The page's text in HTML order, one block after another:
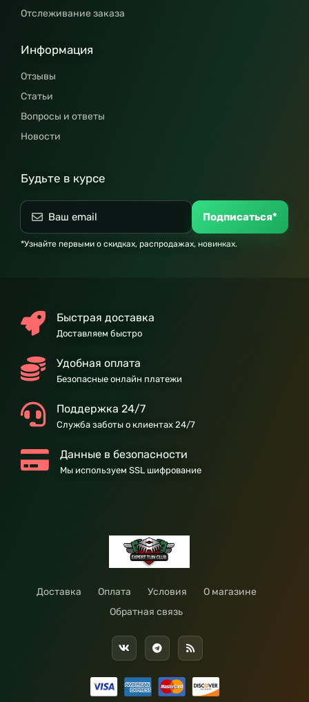
Отслеживание заказа
Информация
Отзывы
Статьи
Вопросы и ответы
Новости
Будьте в курсе
Подписаться*
*Узнайте первыми о скидках, распродажах, новинках.
Быстрая доставка
Доставляем быстро
Удобная оплата
Безопасные онлайн платежи
Поддержка 24/7
Служба заботы о клиентах 24/7
Данные в безопасности
Мы используем SSL шифрование
Доставка Оплата Условия
О магазине
Обратная связь